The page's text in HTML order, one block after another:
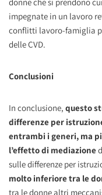
impegnate in un lavoro
conflitti lavoro-famiglia
delle CVD.
Conclusioni
In conclusione, questo
differenze per
entrambi i generi, ma
l’effetto di mediazione
sulle differenze per
molto inferiore tra le
tra le donne altri